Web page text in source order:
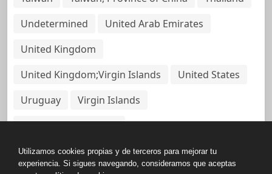
Undetermined
United Arab Emirates
United Kingdom
United Kingdom;Virgin Islands
United States
Uruguay
Virgin Islands
Virgin Islands, British
Utilizamos cookies propias y de terceros para mejorar tu
experiencia. Si sigues navegando, consideramos que aceptas